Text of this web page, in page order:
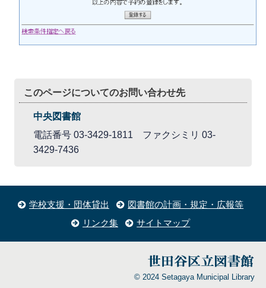
このページについてのお問い合わせ先
中央図書館
電話番号 03-3429-1811 ファクシミリ 03-
3429-7436
学校支援・団体貸出
図書館の計画・規定・広報等
リンク集
サイトマップ
© 2024 Setagaya Municipal Library